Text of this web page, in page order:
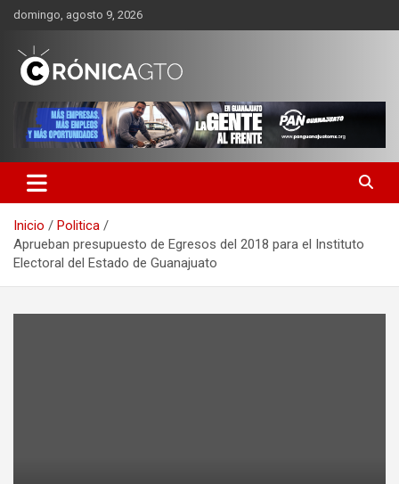
Saltar
contenido
domingo, agosto 9, 2026
CRONICA GUANAJUATO
Inicio
Politica
Aprueban presupuesto de Egresos del 2018 para el Instituto
Electoral del Estado de Guanajuato